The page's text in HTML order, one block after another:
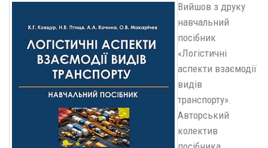
Вийшов з друку
навчальний
посібник
«Логістичні
аспекти взаємодії
видів
транспорту».
Авторський
колектив